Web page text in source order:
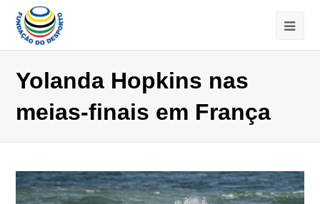
Yolanda Hopkins nas
meias-finais em França